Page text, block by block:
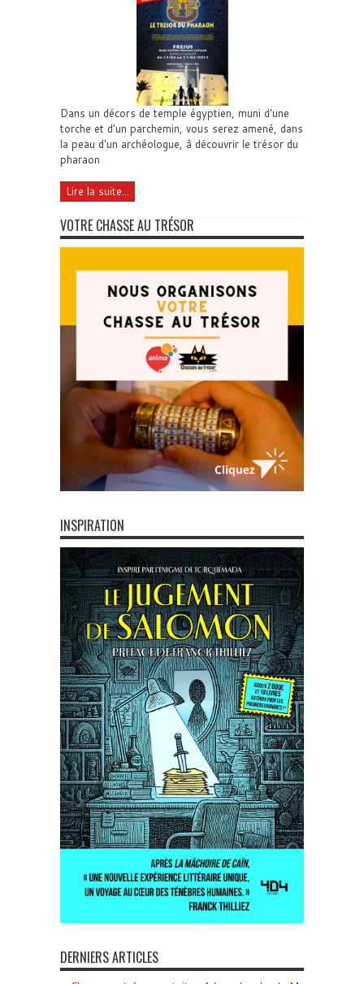
Dans un décors de temple égyptien, muni d'une
torche et d'un parchemin, vous serez amené, dans
la peau d'un archéologue, à découvrir le trésor du
pharaon
Lire la suite...
VOTRE CHASSE AU TRÉSOR
INSPIRATION
DERNIERS ARTICLES